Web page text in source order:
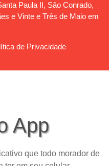
Paula II, São Conrado,
e Vinte e Três de Maio em
de Privacidade
App
que todo morador de